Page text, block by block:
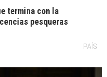
termina con la
pesqueras
PAÍS